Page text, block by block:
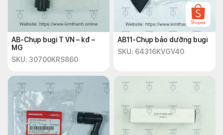
AB-Chụp bugi T VN – kđ –
MG
SKU: 30700KRS860
AB11-Chụp bảo dưỡng bugi
SKU: 64316KVGV40